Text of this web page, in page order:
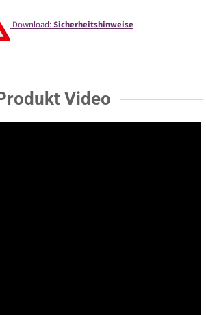
Download:Sicherheitshinweise
Video